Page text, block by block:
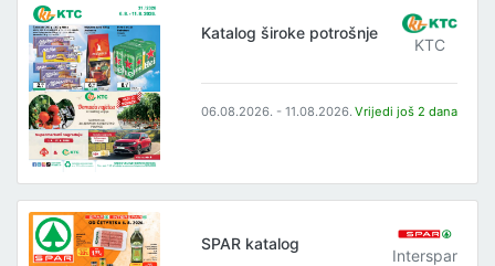
Katalog široke potrošnje
KTC
06.08.2026. - 11.08.2026. Vrijedi još 2 dana
SPAR katalog
Interspar